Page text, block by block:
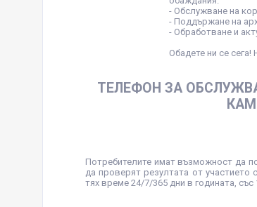
- Обслужване на
- Поддържане на
- Обработване и
Обадете ни се сега!
ТЕЛЕФОН ЗА
Потребителите имат възможност да
да проверят резултата от
тях време 24/7/365 дни в годината,